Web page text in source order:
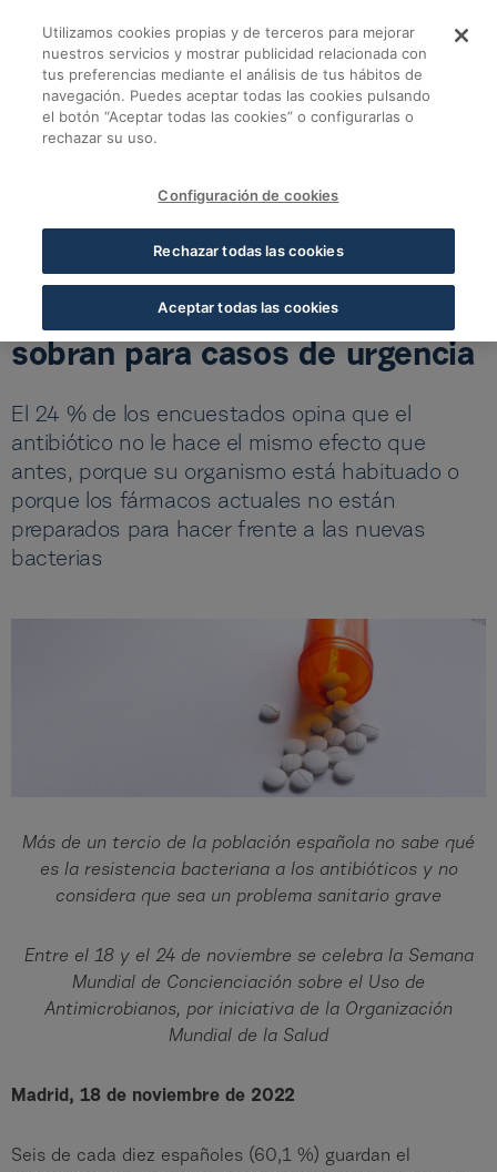
Suspenso en el uso
Volver a todas las noticias
Suspenso en el uso de
antibióticos: el 60,1 % de los
españoles guarda los que le
sobran para casos de urgencia
El 24 % de los encuestados opina que el
antibiótico no le hace el mismo efecto que
antes, porque su organismo está habituado o
porque los fármacos actuales no están
preparados para hacer frente a las nuevas
bacterias
Más de un tercio de la población española no sabe qué
es la resistencia bacteriana a los antibióticos y no
considera que sea un problema sanitario grave
Entre el 18 y el 24 de noviembre se celebra la Semana
Mundial de Concienciación sobre el Uso de
Antimicrobianos, por iniciativa de la Organización
Mundial de la Salud
Madrid, 18 de noviembre de 2022
Seis de cada diez españoles (60,1 %) guardan el
Utilizamos cookies propias y de terceros para mejorar
nuestros servicios y mostrar publicidad relacionada con
tus preferencias mediante el análisis de tus hábitos de
navegación. Puedes aceptar todas las cookies pulsando
el botón “Aceptar todas las cookies” o configurarlas o
rechazar su uso.
Configuración de cookies
Rechazar todas las cookies
Aceptar todas las cookies